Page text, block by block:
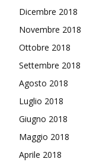
Dicembre 2018
Novembre 2018
Ottobre 2018
Settembre 2018
Agosto 2018
Luglio 2018
Giugno 2018
Maggio 2018
Aprile 2018